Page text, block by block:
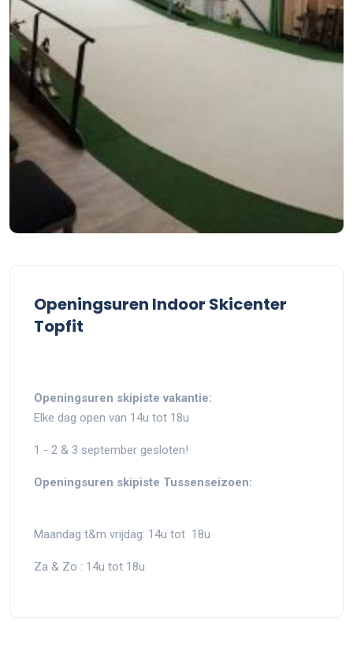
Openingsuren Indoor Skicenter
Topfit
Openingsuren skipiste vakantie:
Elke dag open van 14u tot 18u
1 - 2 & 3 september gesloten!
Openingsuren skipiste Tussenseizoen:
Maandag t&m vrijdag: 14u tot 18u
Za & Zo : 14u tot 18u